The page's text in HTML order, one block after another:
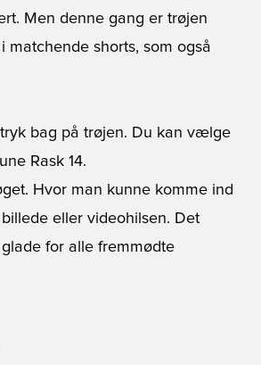
Men denne gang er trøjen
matchende shorts, som også
bag på trøjen. Du kan vælge
Rask 14.
Hvor man kunne komme ind
eller videohilsen. Det
for alle fremmødte